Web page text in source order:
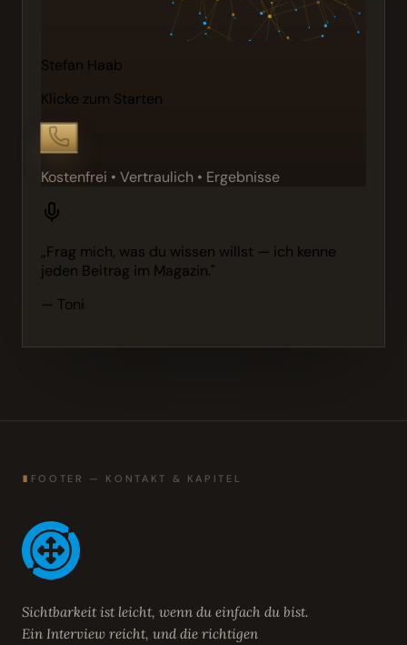
Stefan Haab
Klicke zum Starten
Kostenfrei • Vertraulich • Ergebnisse
„Frag mich, was du wissen willst — ich kenne
jeden Beitrag im Magazin."
— Toni
∎ FOOTER — KONTAKT & KAPITEL
Sichtbarkeit ist leicht, wenn du einfach du bist.
Ein Interview reicht, und die richtigen